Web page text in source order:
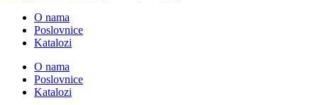
O nama
Poslovnice
Katalozi
O nama
Poslovnice
Katalozi